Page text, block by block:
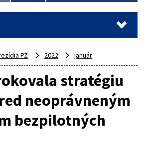
PZ 2022 január
stratégiu
neoprávneným
bezpilotných